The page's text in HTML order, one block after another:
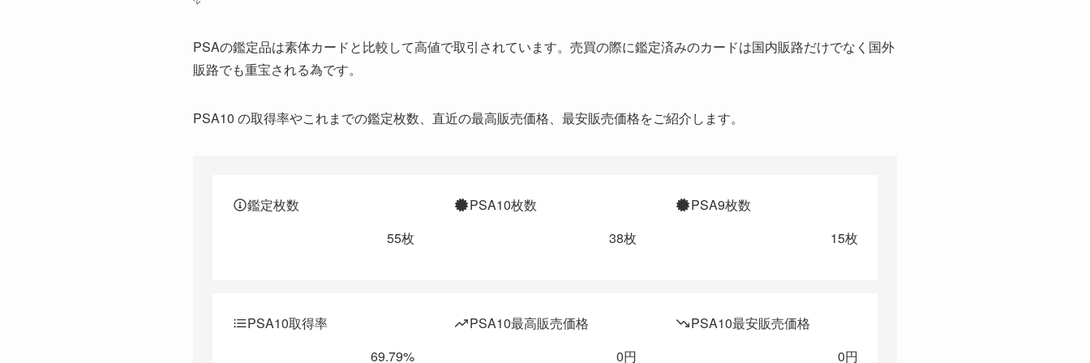
2026/1/16
¥780
2026/1/14
2026/1/10
¥780
2026/1/6
PSAの鑑定品は素体カードと比較して高値で取引されています。売買の際に鑑定済みのカードは国内販路だけでなく国外
販路でも重宝される為です。
PSA10 の取得率やこれまでの鑑定枚数、直近の最高販売価格、最安販売価格をご紹介します。
鑑定枚数
55枚
PSA10枚数
38枚
PSA9枚数
15枚
PSA10取得率
69.79%
PSA10最高販売価格
0円
PSA10最安販売価格
0円